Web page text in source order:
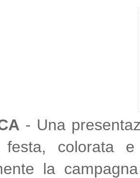
- Una
festa, colorata
la